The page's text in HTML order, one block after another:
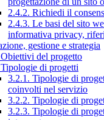
2.4.2. Richiedi il
2.4.3. Le basi del sito
informativa privacy,
gestione e strategia
del progetto
di progetti
3.2.1. Tipologie di
coinvolti nel servizio
3.2.2. Tipologie di
3.2.3. Tipologie di